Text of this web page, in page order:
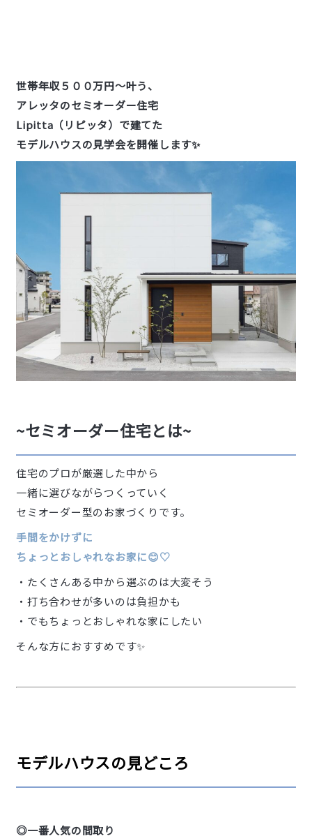
世帯年収５００万円～叶う、
アレッタのセミオーダー住宅
Lipitta（リピッタ）で建てた
モデルハウスの見学会を開催します✨
~セミオーダー住宅とは~
住宅のプロが厳選した中から
一緒に選びながらつくっていく
セミオーダー型のお家づくりです。
手間をかけずに
ちょっとおしゃれなお家に😊♡
・たくさんある中から選ぶのは大変そう
・打ち合わせが多いのは負担かも
・でもちょっとおしゃれな家にしたい
そんな方におすすめです✨
モデルハウスの見どころ
◎一番人気の間取り